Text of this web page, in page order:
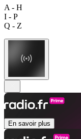
A - H
I - P
Q - Z
En savoir plus